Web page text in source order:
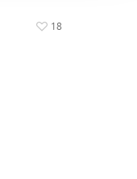
18